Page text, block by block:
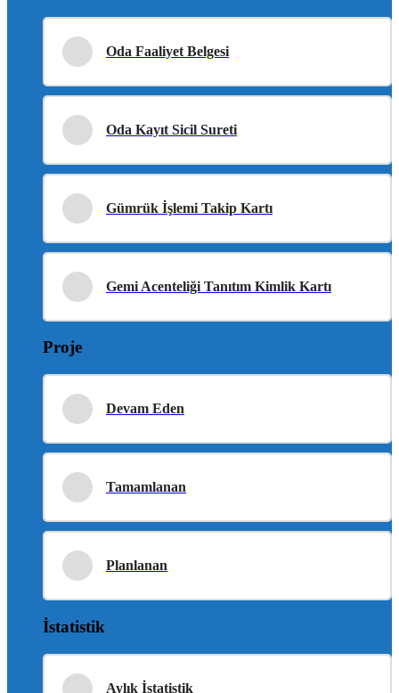
Oda Faaliyet Belgesi
Oda Kayıt Sicil Sureti
Gümrük İşlemi Takip Kartı
Gemi Acenteliği Tanıtım Kimlik Kartı
Proje
Devam Eden
Tamamlanan
Planlanan
İstatistik
Aylık İstatistik